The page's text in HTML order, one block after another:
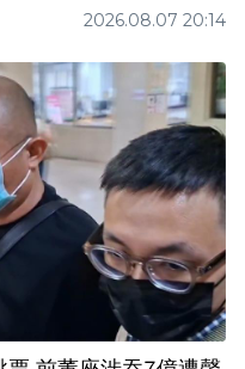
2026.08.07 20:14